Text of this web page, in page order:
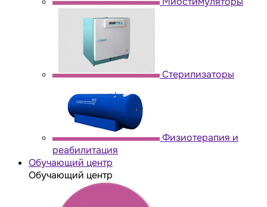
Стерилизаторы
Физиотерапия и
реабилитация
Обучающий центр
Обучающий центр